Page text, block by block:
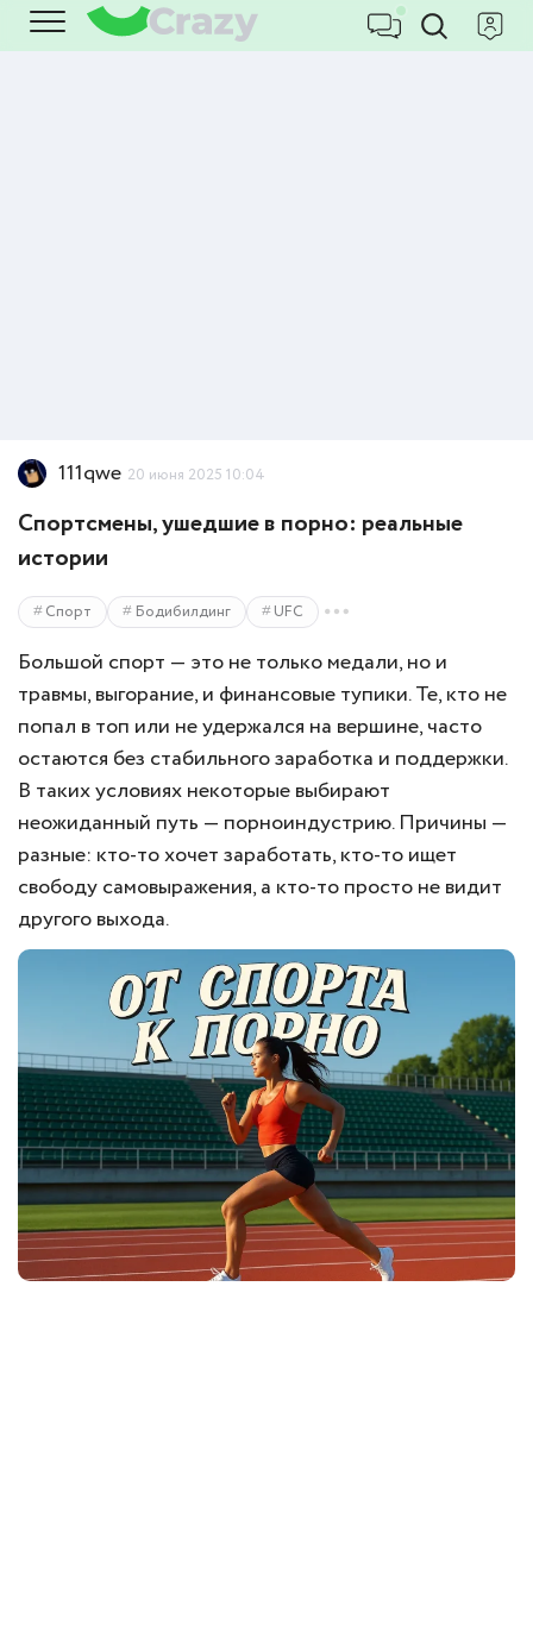
111qwe 20 июня 2025 10:04
Спортсмены, ушедшие в порно: реальные
истории
Спорт Бодибилдинг UFC
Большой спорт — это не только медали, но и
травмы, выгорание, и финансовые тупики. Те, кто не
попал в топ или не удержался на вершине, часто
остаются без стабильного заработка и поддержки.
В таких условиях некоторые выбирают
неожиданный путь — порноиндустрию. Причины —
разные: кто-то хочет заработать, кто-то ищет
свободу самовыражения, а кто-то просто не видит
другого выхода.